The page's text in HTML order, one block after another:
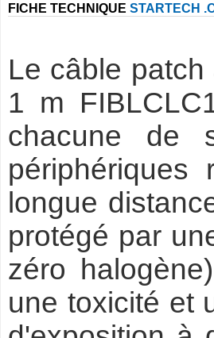
FICHE TECHNIQUE STARTECH
Le câble
1 m
chacune de
longue
protégé par
zéro
une toxicité et